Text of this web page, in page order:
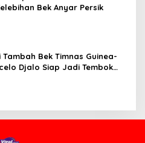
Bek Anyar Persik
Tambah Bek Timnas Guinea-
Djalo Siap Jadi Tembok